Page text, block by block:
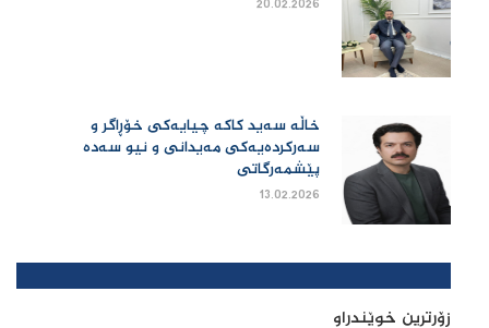
20.02.2026
خاڵە سەید کاکە چیایەکی خۆڕاگر و
سەرکردەیەکی مەیدانی و نیو سەدە
پێشمەرگاتی
13.02.2026
زۆرترین خوێندراو